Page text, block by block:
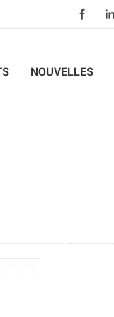
NOUVELLES